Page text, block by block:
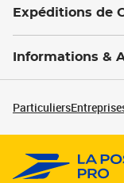
Expéditions de
Informations &
Particuliers